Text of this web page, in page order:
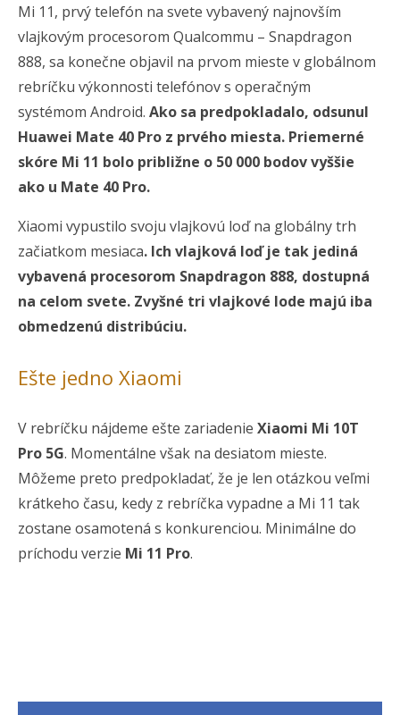
Mi 11, prvý telefón na svete vybavený najnovším
vlajkovým procesorom Qualcommu – Snapdragon
888, sa konečne objavil na prvom mieste v globálnom
rebríčku výkonnosti telefónov s operačným
systémom Android. Ako sa predpokladalo, odsunul
Huawei Mate 40 Pro z prvého miesta. Priemerné
skóre Mi 11 bolo približne o 50 000 bodov vyššie
ako u Mate 40 Pro.
Xiaomi vypustilo svoju vlajkovú loď na globálny trh
začiatkom mesiaca. Ich vlajková loď je tak jediná
vybavená procesorom Snapdragon 888, dostupná
na celom svete. Zvyšné tri vlajkové lode majú iba
obmedzenú distribúciu.
Ešte jedno Xiaomi
V rebríčku nájdeme ešte zariadenie Xiaomi Mi 10T
Pro 5G. Momentálne však na desiatom mieste.
Môžeme preto predpokladať, že je len otázkou veľmi
krátkeho času, kedy z rebríčka vypadne a Mi 11 tak
zostane osamotená s konkurenciou. Minimálne do
príchodu verzie Mi 11 Pro.